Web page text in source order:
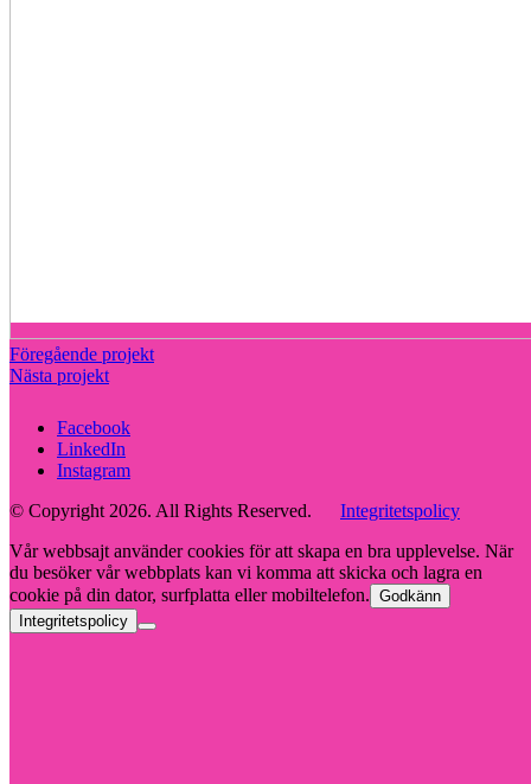
Föregående projekt
Nästa projekt
Facebook
LinkedIn
Instagram
© Copyright 2026. All Rights Reserved. Integritetspolicy
Vår webbsajt använder cookies för att skapa en bra upplevelse. När
du besöker vår webbplats kan vi komma att skicka och lagra en
cookie på din dator, surfplatta eller mobiltelefon. Godkänn
Integritetspolicy